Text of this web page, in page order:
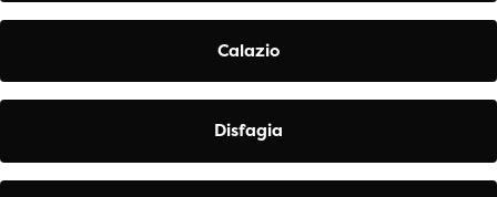
Calazio
Disfagia